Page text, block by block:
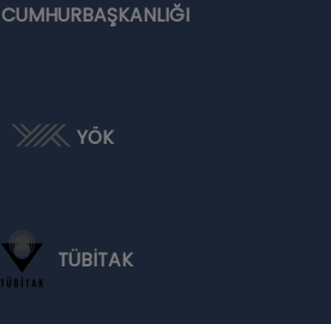
CUMHURBAŞKANLIĞI
YÖK
TÜBİTAK